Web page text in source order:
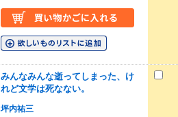
みんなみんな逝ってしまった、け
れど文学は死なない。
坪内祐三